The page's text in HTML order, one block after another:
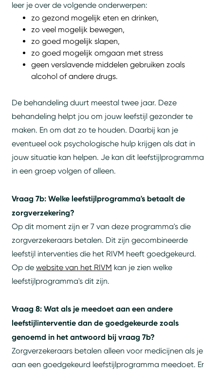
leer je over de volgende onderwerpen:
zo gezond mogelijk eten en drinken,
zo veel mogelijk bewegen,
zo goed mogelijk slapen,
zo goed mogelijk omgaan met stress
geen verslavende middelen gebruiken zoals
alcohol of andere drugs.
De behandeling duurt meestal twee jaar. Deze
behandeling helpt jou om jouw leefstijl gezonder te
maken. En om dat zo te houden. Daarbij kan je
eventueel ook psychologische hulp krijgen als dat in
jouw situatie kan helpen. Je kan dit leefstijlprogramma
in een groep volgen of alleen.
Vraag 7b: Welke leefstijlprogramma's betaalt de
zorgverzekering?
Op dit moment zijn er 7 van deze programma's die
zorgverzekeraars betalen. Dit zijn gecombineerde
leefstijl interventies die het RIVM heeft goedgekeurd.
Op de website van het RIVM kan je zien welke
leefstijlprogramma's dit zijn.
Vraag 8: Wat als je meedoet aan een andere
leefstijlinterventie dan de goedgekeurde zoals
genoemd in het antwoord bij vraag 7b?
Zorgverzekeraars betalen alleen voor medicijnen als je
aan een goedgekeurd leefstijlprogramma meedoet. Er